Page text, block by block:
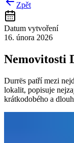
Zpět
Datum vytvoření
16. února 2026
Nemovitosti
Durrës patří mezi
lokalit, popisuje
krátkodobého a